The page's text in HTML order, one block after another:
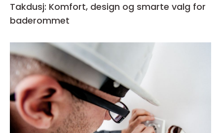
Takdusj: Komfort, design og smarte valg for
baderommet